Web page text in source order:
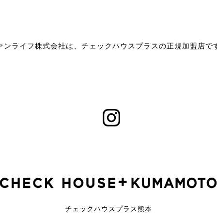
ンライフ株式会社は、チェックハウスプラスの正規加盟店で
チェックハウスプラス熊本